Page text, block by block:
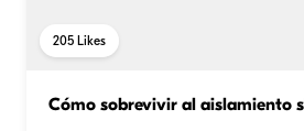
205 Likes
Cómo sobrevivir al aislamiento